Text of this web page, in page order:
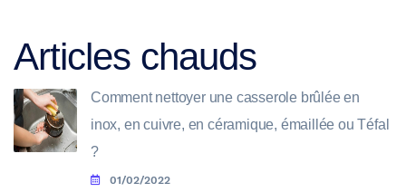
Articles chauds
Comment nettoyer une casserole brûlée en
inox, en cuivre, en céramique, émaillée ou Téfal
?
01/02/2022